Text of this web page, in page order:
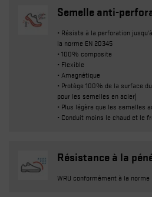
Semelle anti-
• Résiste à la perforation
la norme EN 20345
• 100% composite
• Flexible
• Amagnétique
• Protège 100% de la surface
pour les semelles en acier)
• Plus légère que les semelles
• Conduit moins le chaud et le
Résistance à la
WRU conformément à la norme